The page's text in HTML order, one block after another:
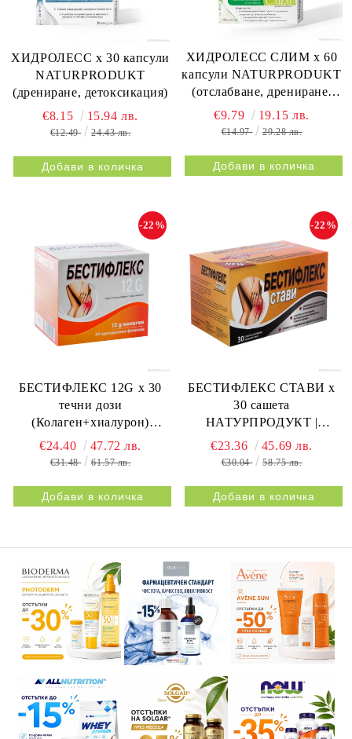
ХИДРОЛЕСС х 30 капсули
NATURPRODUKT
(дрениране, детоксикация)
€8.15 15.94 лв.
€12.49 24.43 лв.
ХИДРОЛЕСС СЛИМ х 60
капсули NATURPRODUKT
(отслабване, дрениране,
метаболизъм)
€9.79 19.15 лв.
€14.97 29.28 лв.
БЕСТИФЛЕКС 12G х 30
течни дози
(Колаген+хиалурон)
НАТУРПРОДУКТ |
BESTIFLEX 12G 30s
-22%
€24.40 47.72 лв.
€31.48 61.57 лв.
БЕСТИФЛЕКС СТАВИ х
30 сашета
НАТУРПРОДУКТ |
BESTIFLEX JOINTS 30s
NATURPRODUKT
-22%
€23.36 45.69 лв.
€30.04 58.75 лв.